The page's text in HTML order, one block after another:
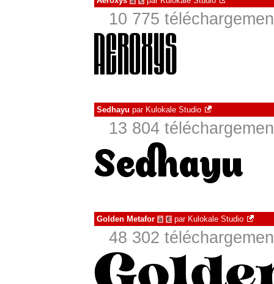
10 775
Sedhayu par Kulokale Studio
13 804
Golden Metafor à € par Kulokale Studio
48 302